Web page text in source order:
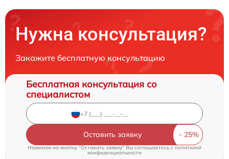
Нужна консультация?
Закажите бесплатную консультацию
Бесплатная консультация со
специалистом
Оставить заявку
Нажимая на кнопку "Оставить заявку" Вы соглашаетесь c политикой
конфиденциальности